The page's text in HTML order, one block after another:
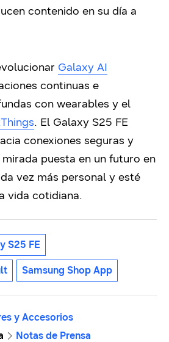
contenido en su día a
Galaxy AI
continuas e
con wearables y el
. El Galaxy S25 FE
conexiones seguras y
puesta en un futuro en
vez más personal y esté
vida cotidiana.
S25 FE
Samsung Shop App
y Accesorios
Notas de Prensa